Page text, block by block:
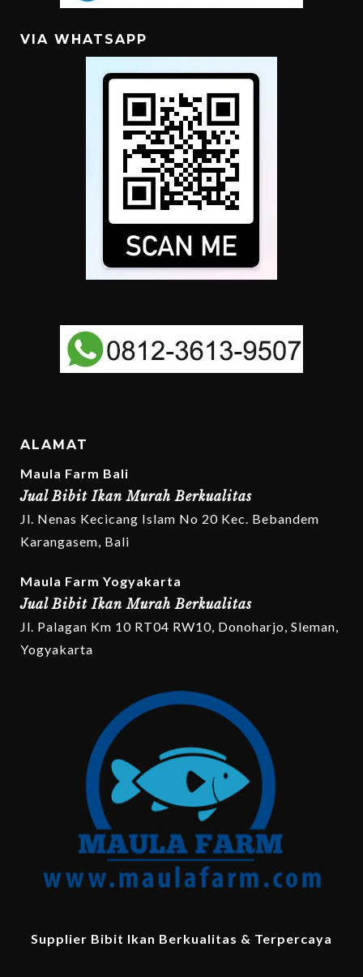
VIA WHATSAPP
ALAMAT
Maula Farm Bali
Jual Bibit Ikan Murah Berkualitas
Jl. Nenas Kecicang Islam No 20 Kec. Bebandem
Karangasem, Bali
Maula Farm Yogyakarta
Jual Bibit Ikan Murah Berkualitas
Jl. Palagan Km 10 RT04 RW10, Donoharjo, Sleman,
Yogyakarta
Supplier Bibit Ikan Berkualitas & Terpercaya